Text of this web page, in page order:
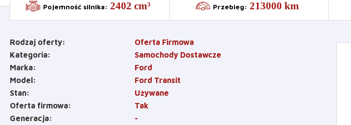
Pojemność silnika: 2402 cm³ Przebieg: 213000 km
Rodzaj oferty
Oferta Firmowa
Kategoria
Samochody Dostawcze
Marka
Ford
Model
Ford Transit
Stan
Używane
Oferta firmowa
Tak
Generacja
-